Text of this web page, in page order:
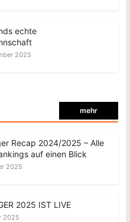
echte
2025
mehr
Recap 2024/2025 – Alle
auf einen Blick
2025
2025 IST LIVE
2025